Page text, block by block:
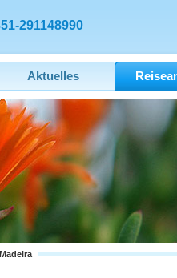
291148990
Aktuelles